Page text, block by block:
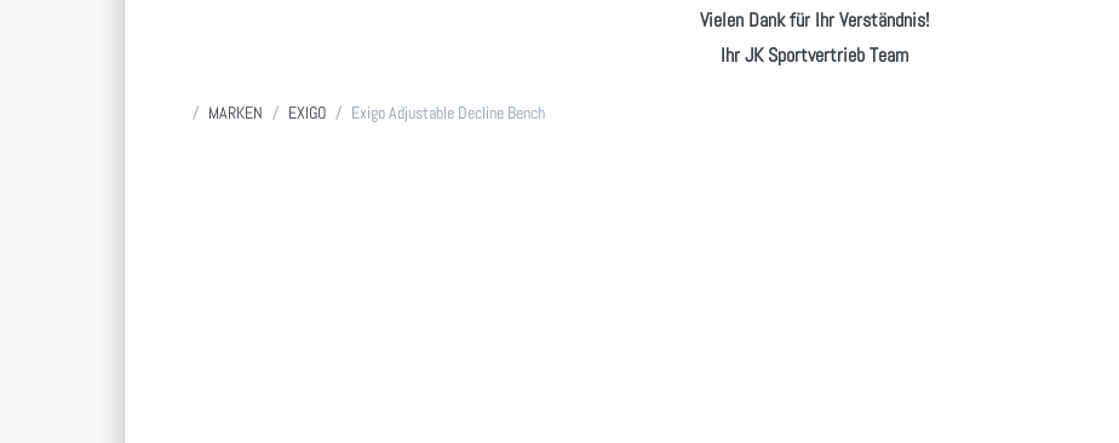
Vielen Dank für Ihr Verständnis!
Ihr JK Sportvertrieb Team
Startseite
MARKEN EXIGO Exigo Adjustable Decline Bench